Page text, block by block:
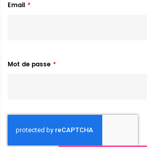
Email
Mot de passe